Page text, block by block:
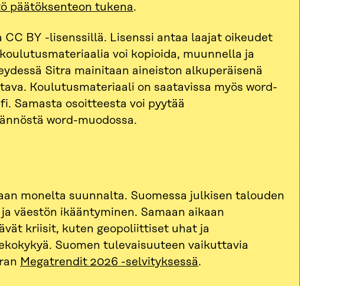
päätöksenteon tukena.
BY -lisenssillä. Lisenssi antaa laajat oikeudet
voi kopioida, muunnella ja
Sitra mainitaan aineiston alkuperäisenä
Koulutusmateriaali on saatavissa myös word-
Samasta osoitteesta voi pyytää
word-muodossa.
monelta suunnalta. Suomessa julkisen talouden
väestön ikääntyminen. Samaan aikaan
kriisit, kuten geopoliittiset uhat ja
Suomen tulevaisuuteen vaikuttavia
Megatrendit 2026 -selvityksessä.